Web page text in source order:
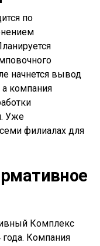
по
начнется вывод
компания
Уже
филиалах для
Комплекс
Компания